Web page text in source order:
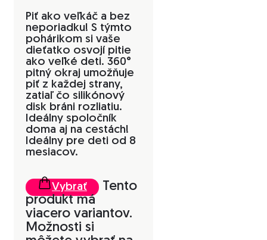
Piť ako veľkáč a bez
neporiadku! S týmto
pohárikom si vaše
dieťatko osvojí pitie
ako veľké deti. 360°
pitný okraj umožňuje
piť z každej strany,
zatiaľ čo silikónový
disk bráni rozliatiu.
Ideálny spoločník
doma aj na cestách!
Ideálny pre deti od 8
mesiacov.
Vybrať
Tento
produkt má
viacero variantov.
Možnosti si